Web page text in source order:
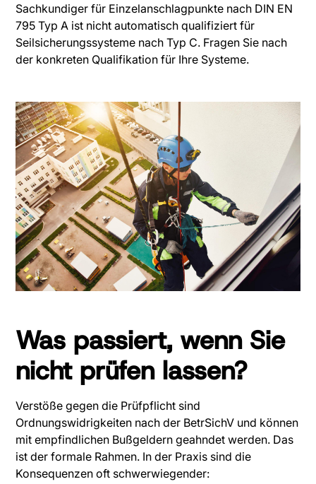
Sachkundiger für Einzelanschlagpunkte nach DIN EN
795 Typ A ist nicht automatisch qualifiziert für
Seilsicherungssysteme nach Typ C. Fragen Sie nach
der konkreten Qualifikation für Ihre Systeme.
Was passiert, wenn Sie
nicht prüfen lassen?
Verstöße gegen die Prüfpflicht sind
Ordnungswidrigkeiten nach der BetrSichV und können
mit empfindlichen Bußgeldern geahndet werden. Das
ist der formale Rahmen. In der Praxis sind die
Konsequenzen oft schwerwiegender: